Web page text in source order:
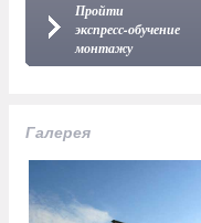
Пройти
экспресс-обучение
монтажу
Галерея